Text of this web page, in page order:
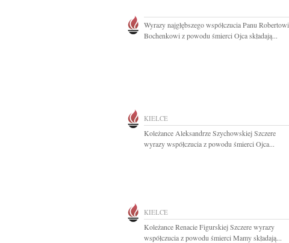
Wyrazy najgłębszego współczucia Panu Robertowi
Bochenkowi z powodu śmierci Ojca składają...
KIELCE
Koleżance Aleksandrze Szychowskiej Szczere
wyrazy współczucia z powodu śmierci Ojca...
KIELCE
Koleżance Renacie Figurskiej Szczere wyrazy
współczucia z powodu śmierci Mamy składają...